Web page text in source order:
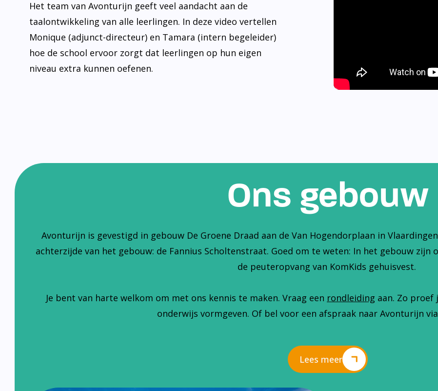
Het team van Avonturijn geeft veel aandacht aan de
taalontwikkeling van alle leerlingen. In deze video vertellen
Monique (adjunct-directeur) en Tamara (intern begeleider)
hoe de school ervoor zorgt dat leerlingen op hun eigen
niveau extra kunnen oefenen.
Ons gebouw
Avonturijn is gevestigd in gebouw De Groene Draad aan de Van Hogendorplaan in
achterzijde van het gebouw: de Fannius Scholtenstraat. Goed om te weten: In het gebouw zijn
de peuteropvang van KomKids gehuisvest.
Je bent van harte welkom om met ons kennis te maken. Vraag een rondleiding aan. Zo proef
onderwijs vormgeven. Of bel voor een afspraak naar Avonturijn via
Lees meer